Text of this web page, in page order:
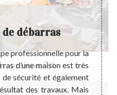
maison 79
débarras
professionnelle pour la
d’une maison est très
sécurité et également
des travaux. Mais
Avant
de